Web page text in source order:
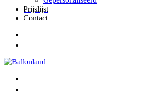
Prijslijst
Contact